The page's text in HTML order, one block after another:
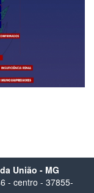
União - MG
- centro - 37855-